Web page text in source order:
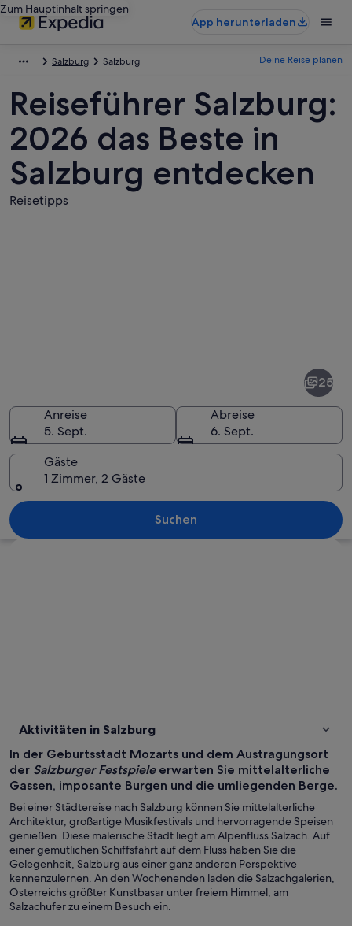
Zum Hauptinhalt springen
App herunterladen
Salzburg Salzburg Deine Reise planen
Reiseführer Salzburg:
2026 das Beste in
Salzburg entdecken
Reisetipps
Eine historische Burg auf einem
25
Anreise
5. Sept.
Abreise
6. Sept.
Gäste
1 Zimmer, 2 Gäste
Suchen
Aktivitäten in Salzburg
In der Geburtsstadt Mozarts und dem Austragungsort
der Salzburger Festspieleerwarten Sie mittelalterliche
Gassen, imposante Burgen und die umliegenden Berge.
Bei einer Städtereise nach Salzburg können Sie mittelalterliche
Architektur, großartige Musikfestivals und hervorragende Speisen
genießen. Diese malerische Stadt liegt am Alpenfluss Salzach. Auf
einer gemütlichen Schiffsfahrt auf dem Fluss haben Sie die
Gelegenheit, Salzburg aus einer ganz anderen Perspektive
kennenzulernen. An den Wochenenden laden die Salzachgalerien,
Österreichs größter Kunstbasar unter freiem Himmel, am
Salzachufer zu einem Besuch ein.